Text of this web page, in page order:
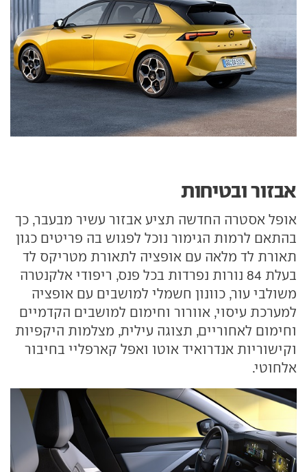
אבזור ובטיחות
אופל אסטרה החדשה תציע אבזור עשיר מבעבר, כך
בהתאם לרמות הגימור נוכל לפגוש בה פריטים כגון
תאורת לד מלאה עם אופציה לתאורת מטריקס לד
בעלת 84 נורות נפרדות בכל פנס, ריפודי אלקנטרה
משולבי עור, כוונון חשמלי למושבים עם אופציה
למערכת עיסוי, אוורור וחימום למושבים הקדמיים
וחימום לאחוריים, תצוגה עילית, מצלמות היקפיות
וקישוריות אנדרואיד אוטו ואפל קארפליי בחיבור
אלחוטי.